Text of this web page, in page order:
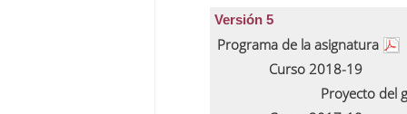
Versión 5
Programa de la asignatura
Curso 2018-19
Proyecto del